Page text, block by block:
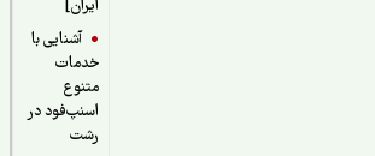
آشنایی با
خدمات
اسنپ‌فود در